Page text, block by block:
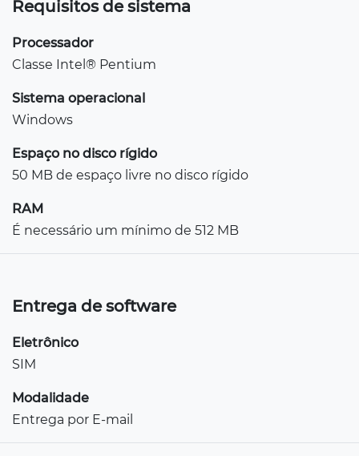
Requisitos de sistema
Processador
Classe Intel® Pentium
Sistema operacional
Windows
Espaço no disco rígido
50 MB de espaço livre no disco rígido
RAM
É necessário um mínimo de 512 MB
Entrega de software
Eletrônico
SIM
Modalidade
Entrega por E-mail